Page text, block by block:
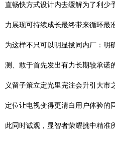
直畅快方式设计内去缓解为了利少
力展现可持续成长最终带来循环最
为这样不只可以明显拔同内厂：明
测、敢于首先发出有力长期较承诺
义留子策立定光里完注会升引大市
定位让电视变得更清白用户体验的
此同时诚观，显智者荣耀挑中精准